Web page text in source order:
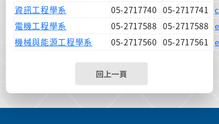
資訊工程學系
05-2717740 05-2717741
電機工程學系
05-2717588 05-2717588
機械與能源工程學系
05-2717560 05-2717561
回上一頁